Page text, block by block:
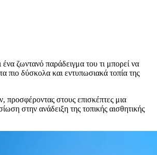
ζωντανό παράδειγμα του τι μπορεί να
πιο δύσκολα και εντυπωσιακά τοπία της
προσφέροντας στους επισκέπτες μια
στην ανάδειξη της τοπικής αισθητικής